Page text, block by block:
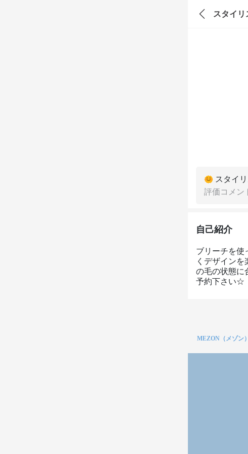
スタイリ
スタイ
評価コメン
自己紹介
ブリーチを使
くデザイン
の毛の状態に
予約下さい☆
MEZON（メゾン）